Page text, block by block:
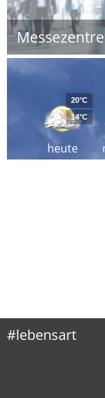
heute
20°C
14°C
#lebensart